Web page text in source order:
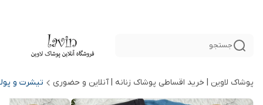
جستجو
پوشاک لاوین | خرید اقساطی پوشاک زنانه | آنلاین و حضوری تیشرت و